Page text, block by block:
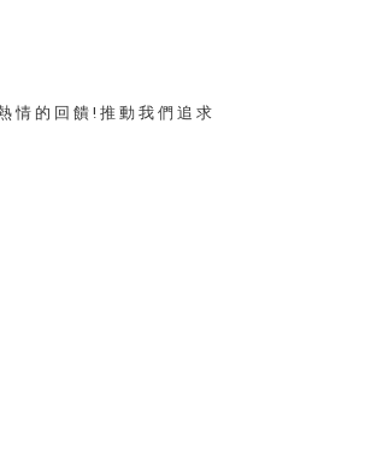
情 的 回 饋 ! 推 動 我 們 追 求